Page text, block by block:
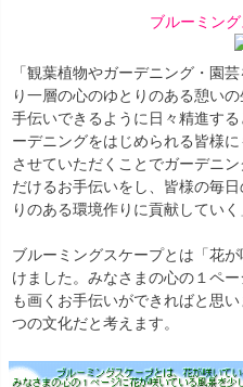
ブルーミン
「観葉植物やガーデニング・園
り一層の心のゆとりのある憩い
手伝いできるように日々精進す
ーデニングをはじめられる皆様
させていただくことでガーデニ
だけるお手伝いをし、皆様の毎
りのある環境作りに貢献していく
ブルーミングスケープとは「花
けました。みなさまの心の１ペ
も画くお手伝いができればと思
つの文化だと考えます。